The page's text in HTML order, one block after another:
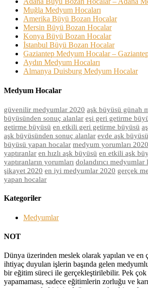
Muğla Medyum Hocaları
Amerika Büyü Bozan Hocalar
Mersin Büyü Bozan Hocalar
Konya Büyü Bozan Hocalar
İstanbul Büyü Bozan Hocalar
Gaziantep Medyum Hocalar –
Aydın Medyum Hocaları
Almanya Duisburg Medyum Hocalar
Medyum Hocalar
güvenilir medyumlar 2020 aşk büyüsü günah
büyüsünden sonuç alanlar eşi geri getirme
getirme büyüsü en etkili geri getirme büyüsü
aşk büyüsünden sonuç alanlar evde aşk büyüsü
büyüsü yapan hocalar medyum yorumları 2020
yaptıranlar en hızlı aşk büyüsü en etkili aşk
yaptıranların yorumları dolandırıcı medyumlar
şikayet 2020 en iyi medyumlar 2020 gerçek
yapan hocalar
Kategoriler
Medyumlar
NOT
Dünya üzerinden meslek olarak yapılan ve
ihtiyaç duyulan işlerin başında gelen
bir eğitim süreci ile gerçekleştirilebilir. Pek
yapamaması, sadece eğitimlerin zorluğu ve